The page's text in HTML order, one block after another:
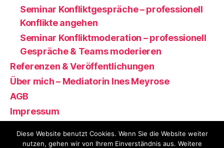
Seminar Konfliktgespräche – professionell
Konflikte angehen
Seminar Konfliktmoderation – professionell
Gespräche & Teams moderieren
Referenzen & Veröffentlichungen
Über mich – Mediatorin Ines Meyrose
AGB
Impressum
Diese Website benutzt Cookies. Wenn Sie die Website weiter
nutzen, gehen wir von Ihrem Einverständnis aus. Weitere